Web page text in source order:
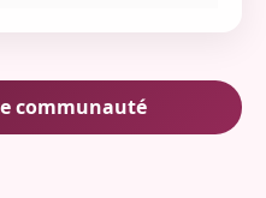
communauté